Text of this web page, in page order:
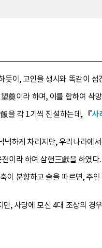
이, 고인을 생시와 똑같이
奠이라 하며, 이를 합하여
을 각 1기씩 진설하는데, 『사
하게 차리지만, 우리나라에
이라 하여 삼헌三獻을 하였
이 분향하고 술을 따르면, 주
, 사당에 모신 4대 조상의